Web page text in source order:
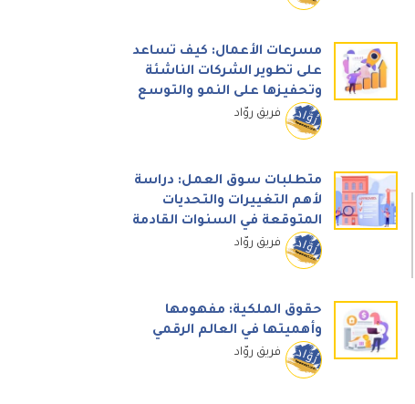
مسرعات الأعمال: كيف تساعد
على تطوير الشركات الناشئة
وتحفيزها على النمو والتوسع
فريق روّاد
متطلبات سوق العمل: دراسة
لأهم التغييرات والتحديات
المتوقعة في السنوات القادمة
فريق روّاد
حقوق الملكية: مفهومها
وأهميتها في العالم الرقمي
فريق روّاد